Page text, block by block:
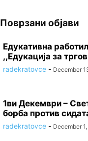
Поврзани објави
Едукативна
,,Едукација за
radekratovce - December
1ви Декември –
борба против
radekratovce - December